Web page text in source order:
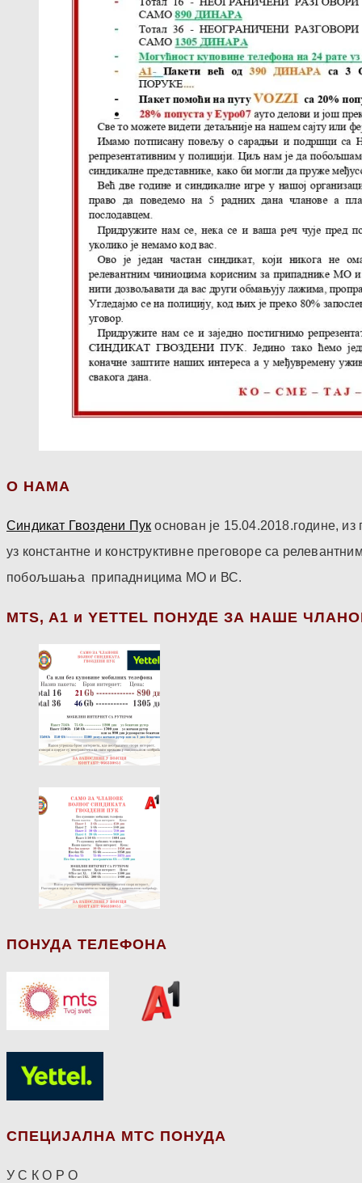
О НАМА
Синдикат Гвоздени Пук основан је 15.04.2018.године,
уз константне и конструктивне преговоре са
побољшања припадницима МО и ВС.
МТS, A1 и YETTEL ПОНУДЕ ЗА НАШЕ
ПОНУДА ТЕЛЕФОНА
СПЕЦИЈАЛНА МТС ПОНУДА
У С К О Р О